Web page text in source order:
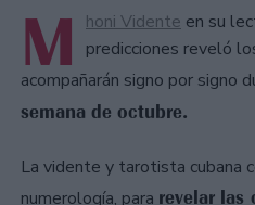
M honi Vidente en su
predicciones reveló
acompañarán signo por signo
semana de octubre.
La vidente y tarotista cubana
numerología, para revelar las